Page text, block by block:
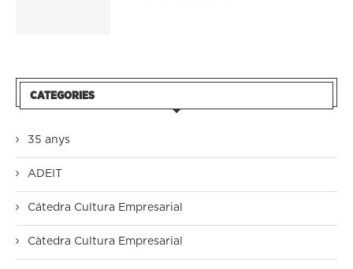
CATEGORIES
35 anys
ADEIT
Cátedra Cultura Empresarial
Càtedra Cultura Empresarial